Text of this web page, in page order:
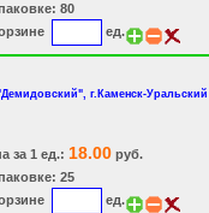
80
ед.
г.Каменск-Уральский
за 1 ед.: 18.00руб.
25
ед.